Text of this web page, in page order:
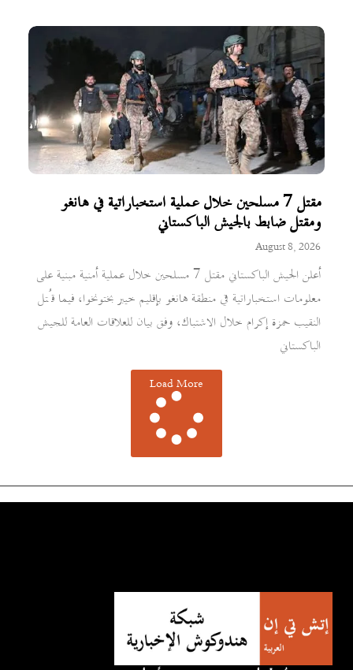
مقتل 7 مسلحين خلال عملية استخباراتية في هانغو
ومقتل ضابط بالجيش الباكستاني
August 8, 2026
أعلن الجيش الباكستاني مقتل 7 مسلحين خلال عملية أمنية مبنية على
معلومات استخباراتية في منطقة هانغو بإقليم خيبر بختونخوا، فيما قُتل
النقيب حمزة إكرام خلال الاشتباك، وفق بيان للعلاقات العامة للجيش
الباكستاني
Load More